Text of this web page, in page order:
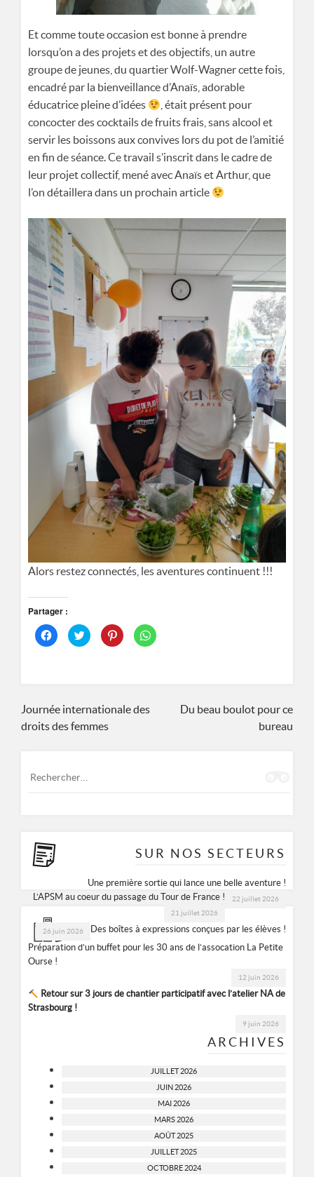
Et comme toute occasion est bonne à prendre
lorsqu’on a des projets et des objectifs, un autre
groupe de jeunes, du quartier Wolf-Wagner cette fois,
encadré par la bienveillance d’Anaïs, adorable
éducatrice pleine d’idées
, était présent pour
concocter des cocktails de fruits frais, sans alcool et
servir les boissons aux convives lors du pot de l’amitié
en fin de séance. Ce travail s’inscrit dans le cadre de
leur projet collectif, mené avec Anaïs et Arthur, que
l’on détaillera dans un prochain article
Alors restez connectés, les aventures continuent !!!
Partager :
Cliquez
pour
partager
Cliquez
pour
partager
Cliquez
pour
partager
Cliquez
pour
Navigation
de
Journée internationale des
droits des femmes
Du beau boulot pour ce
bureau
SUR NOS SECTEURS
Une première sortie qui lance une belle aventure !
22 juillet 2026
L’APSM au coeur du passage du Tour de France !
21 juillet 2026
Des boîtes à expressions conçues par les élèves !
26 juin 2026
Préparation d’un buffet pour les 30 ans de l’assocation La Petite
Ourse !
12 juin 2026
Retour sur 3 jours de chantier participatif avec l’atelier NA de
Strasbourg !
9 juin 2026
ARCHIVES
JUILLET 2026
JUIN 2026
MAI 2026
MARS 2026
AOÛT 2025
JUILLET 2025
OCTOBRE 2024